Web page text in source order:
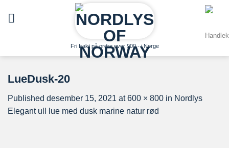
Fri frakt på ordre over 900,- i Norge
LueDusk-20
Published desember 15, 2021 at600 × 800 in Nordlys
Elegant ull lue med dusk marine natur rød